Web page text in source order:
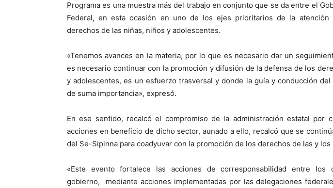
Programa es una muestra más del trabajo en conjunto que se da entre el
Federal, en esta ocasión en uno de los ejes prioritarios de la
derechos de las niñas, niños y adolescentes.
«Tenemos avances en la materia, por lo que es necesario dar un
es necesario continuar con la promoción y difusión de la defensa de los
y adolescentes, es un esfuerzo trasversal y donde la guía y conducción del
de suma importancia», expresó.
En ese sentido, recalcó el compromiso de la administración estatal por
acciones en beneficio de dicho sector, aunado a ello, recalcó que se
del Se-Sipinna para coadyuvar con la promoción de los derechos de las y los
«Este evento fortalece las acciones de corresponsabilidad entre los
gobierno, mediante acciones implementadas por las delegaciones